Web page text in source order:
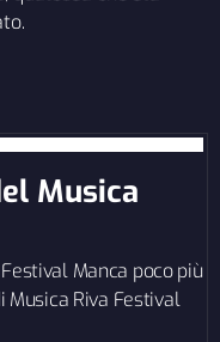
Musica
Manca poco più
Musica Riva Festival